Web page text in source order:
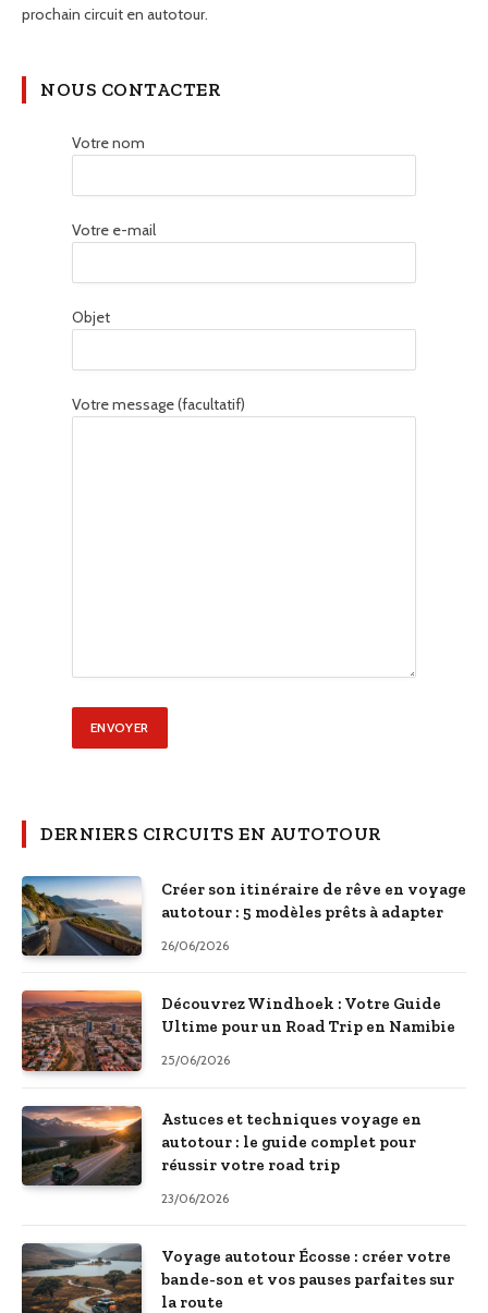
prochain circuit en autotour.
NOUS CONTACTER
Votre nom
Votre e-mail
Objet
Votre message (facultatif)
DERNIERS CIRCUITS EN AUTOTOUR
Créer son itinéraire de rêve en voyage
autotour : 5 modèles prêts à adapter
26/06/2026
Découvrez Windhoek : Votre Guide
Ultime pour un Road Trip en Namibie
25/06/2026
Astuces et techniques voyage en
autotour : le guide complet pour
réussir votre road trip
23/06/2026
Voyage autotour Écosse : créer votre
bande-son et vos pauses parfaites sur
la route